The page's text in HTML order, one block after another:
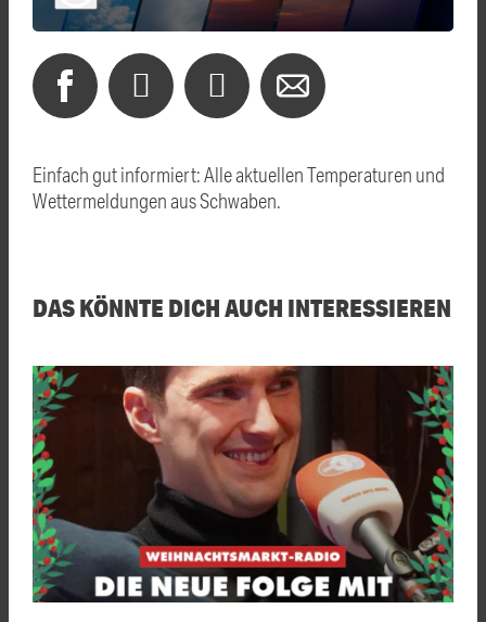
Einfach gut informiert: Alle aktuellen Temperaturen und
Wettermeldungen aus Schwaben.
DAS KÖNNTE DICH AUCH INTERESSIEREN